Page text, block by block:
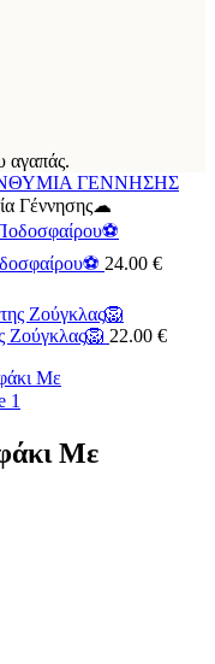
αγαπάς.
ΓΕΝΝΗΣΗΣ
Γέννησης☁
24.00 €
Ζούγκλας🦁 22.00 €
Με